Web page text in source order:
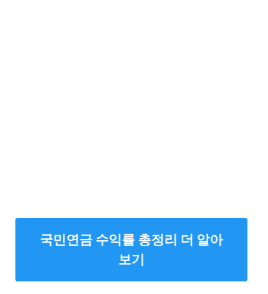
국민연금 수익률 총정리 더 알아
보기